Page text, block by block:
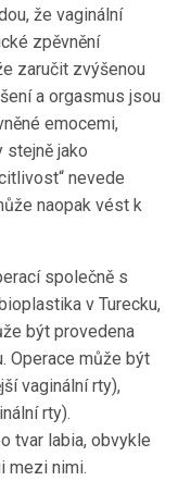
že vaginální
zpěvnění
zaručit zvýšenou
a orgasmus jsou
emocemi,
jako
nevede
naopak vést k
společně s
v Turecku,
být provedena
Operace může být
vaginální rty),
rty).
tvar labia, obvykle
mezi nimi.